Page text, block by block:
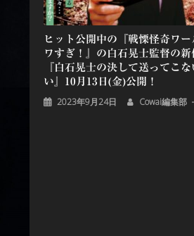
ヒット公開中の『戦慄怪奇ワー
ワすぎ！』の白石晃士監督の新
『白石晃士の決して送ってこな
い』10月13日(金)公開！
2023年9月24日 Cowai編集部